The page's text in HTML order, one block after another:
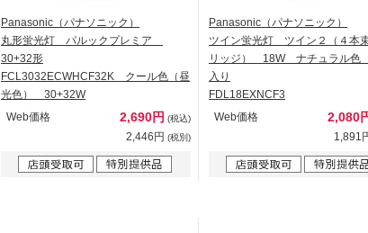
Panasonic（パナソニック）
丸形蛍光灯 パルックプレミア
30+32形
FCL3032ECWHCF32K クール色（昼
光色） 30+32W
Web価格
2,690円 (税込)
2,446円 (税別)
Panasonic（パナソニック）
ツイン蛍光灯 ツイン２（４本
リッジ） 18W ナチュラル色
入り
FDL18EXNCF3
Web価格
2,080
1,891